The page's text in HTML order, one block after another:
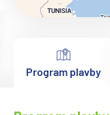
Program plavby